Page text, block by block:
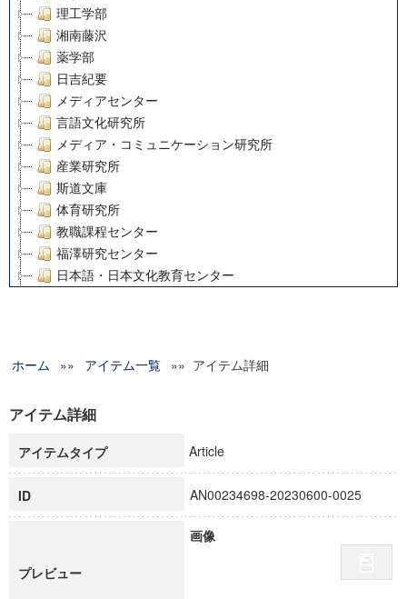
理工学部
湘南藤沢
薬学部
日吉紀要
メディアセンター
言語文化研究所
メディア・コミュニケーション研究所
産業研究所
斯道文庫
体育研究所
教職課程センター
福澤研究センター
日本語・日本文化教育センター
グローバルリサーチインスティテュート
科学研究費補助金研究成果報告書
慶應義塾大学グローバルCOEプログラム市民社会ガバナンス
慶應義塾大学グローバルCOEプログラム論理と感性の先端的
博士課程教育リーディングプログラム「超成熟社会発展のサ
学術雑誌掲載論文等(8)
ホーム »» アイテム一覧 »» アイテム詳細
アイテム詳細
アイテムタイプ Article
ID AN00234698-20230600-0025
プレビュー
画像